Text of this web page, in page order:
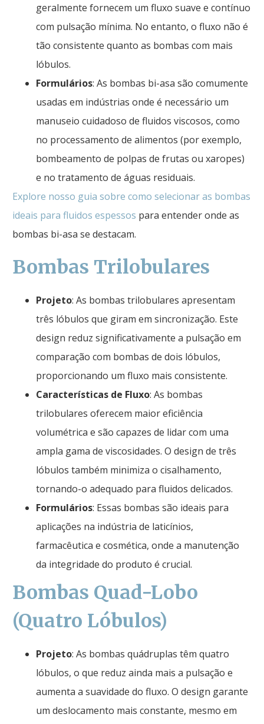
geralmente fornecem um fluxo suave e contínuo
com pulsação mínima. No entanto, o fluxo não é
tão consistente quanto as bombas com mais
lóbulos.
Formulários: As bombas bi-asa são comumente
usadas em indústrias onde é necessário um
manuseio cuidadoso de fluidos viscosos, como
no processamento de alimentos (por exemplo,
bombeamento de polpas de frutas ou xaropes)
e no tratamento de águas residuais.
Explore nosso guia sobre como selecionar as bombas
ideais para fluidos espessos para entender onde as
bombas bi-asa se destacam.
Bombas Trilobulares
Projeto: As bombas trilobulares apresentam
três lóbulos que giram em sincronização. Este
design reduz significativamente a pulsação em
comparação com bombas de dois lóbulos,
proporcionando um fluxo mais consistente.
Características de Fluxo: As bombas
trilobulares oferecem maior eficiência
volumétrica e são capazes de lidar com uma
ampla gama de viscosidades. O design de três
lóbulos também minimiza o cisalhamento,
tornando-o adequado para fluidos delicados.
Formulários: Essas bombas são ideais para
aplicações na indústria de laticínios,
farmacêutica e cosmética, onde a manutenção
da integridade do produto é crucial.
Bombas Quad-Lobo
(Quatro Lóbulos)
Projeto: As bombas quádruplas têm quatro
lóbulos, o que reduz ainda mais a pulsação e
aumenta a suavidade do fluxo. O design garante
um deslocamento mais constante, mesmo em